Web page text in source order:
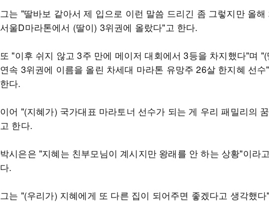
그는 "딸바보 같아서 제 입으로 이런 말씀 드리긴 좀 그렇지만 올해
서울D마라톤에서 (딸이) 3위권에 올랐다"고 한다.
또 "이후 쉬지 않고 3주 만에 메이저 대회에서 3등을 차지했다"며 "(
연속 3위권에 이름을 올린 차세대 마라톤 유망주 26살 한지혜 선수
한다.
이어 "(지혜가) 국가대표 마라토너 선수가 되는 게 우리 패밀리의
고 한다.
박시은은 "지혜는 친부모님이 계시지만 왕래를 안 하는 상황"이라
다.
그는 "(우리가) 지혜에게 또 다른 집이 되어주면 좋겠다고 생각했